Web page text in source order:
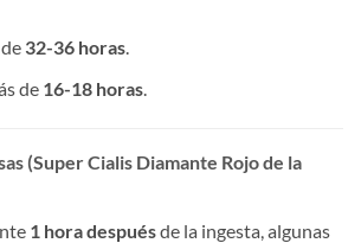
32-36 horas.
de 16-18 horas.
(Super Cialis Diamante Rojo de la
1 hora después​ de la ingesta, algunas